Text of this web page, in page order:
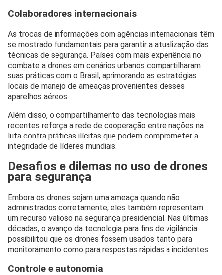
Colaboradores internacionais
As trocas de informações com agências internacionais têm
se mostrado fundamentais para garantir a atualização das
técnicas de segurança. Países com mais experiência no
combate a drones em cenários urbanos compartilharam
suas práticas com o Brasil, aprimorando as estratégias
locais de manejo de ameaças provenientes desses
aparelhos aéreos.
Além disso, o compartilhamento das tecnologias mais
recentes reforça a rede de cooperação entre nações na
luta contra práticas ilícitas que podem comprometer a
integridade de líderes mundiais.
Desafios e dilemas no uso de drones
para segurança
Embora os drones sejam uma ameaça quando não
administrados corretamente, eles também representam
um recurso valioso na segurança presidencial. Nas últimas
décadas, o avanço da tecnologia para fins de vigilância
possibilitou que os drones fossem usados tanto para
monitoramento como para respostas rápidas a incidentes.
Controle e autonomia